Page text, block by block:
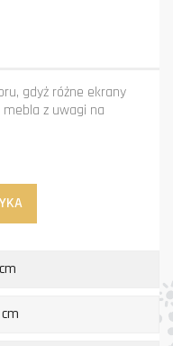
gdyż różne ekrany
z uwagi na